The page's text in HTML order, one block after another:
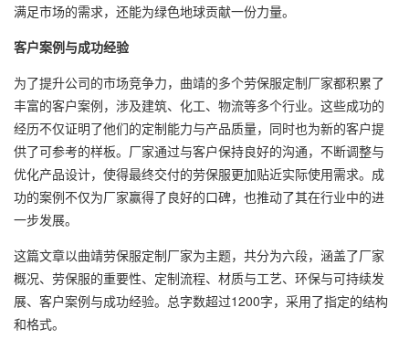
满足市场的需求，还能为绿色地球贡献一份力量。
客户案例与成功经验
为了提升公司的市场竞争力，曲靖的多个劳保服定制厂家都积累了
丰富的客户案例，涉及建筑、化工、物流等多个行业。这些成功的
经历不仅证明了他们的定制能力与产品质量，同时也为新的客户提
供了可参考的样板。厂家通过与客户保持良好的沟通，不断调整与
优化产品设计，使得最终交付的劳保服更加贴近实际使用需求。成
功的案例不仅为厂家赢得了良好的口碑，也推动了其在行业中的进
一步发展。
这篇文章以曲靖劳保服定制厂家为主题，共分为六段，涵盖了厂家
概况、劳保服的重要性、定制流程、材质与工艺、环保与可持续发
展、客户案例与成功经验。总字数超过1200字，采用了指定的结构
和格式。